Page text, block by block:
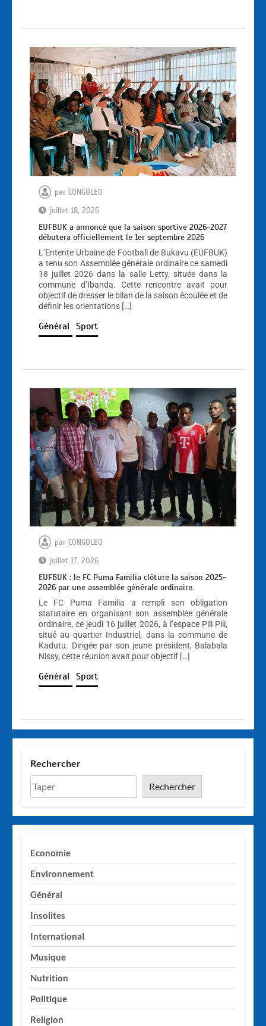
par CONGOLEO
juillet 18, 2026
EUFBUK a annoncé que la saison sportive 2026-2027
débutera officiellement le 1er septembre 2026
L’Entente Urbaine de Football de Bukavu (EUFBUK)
a tenu son Assemblée générale ordinaire ce samedi
18 juillet 2026 dans la salle Letty, située dans la
commune d’Ibanda. Cette rencontre avait pour
objectif de dresser le bilan de la saison écoulée et de
définir les orientations […]
Général Sport
par CONGOLEO
juillet 17, 2026
EUFBUK : le FC Puma Familia clôture la saison 2025-
2026 par une assemblée générale ordinaire.
Le FC Puma Familia a rempli son obligation
statutaire en organisant son assemblée générale
ordinaire, ce jeudi 16 juillet 2026, à l’espace Pili Pili,
situé au quartier Industriel, dans la commune de
Kadutu. Dirigée par son jeune président, Balabala
Nissy, cette réunion avait pour objectif […]
Général Sport
Rechercher
Rechercher
Economie
Environnement
Général
Insolites
International
Musique
Nutrition
Politique
Religion